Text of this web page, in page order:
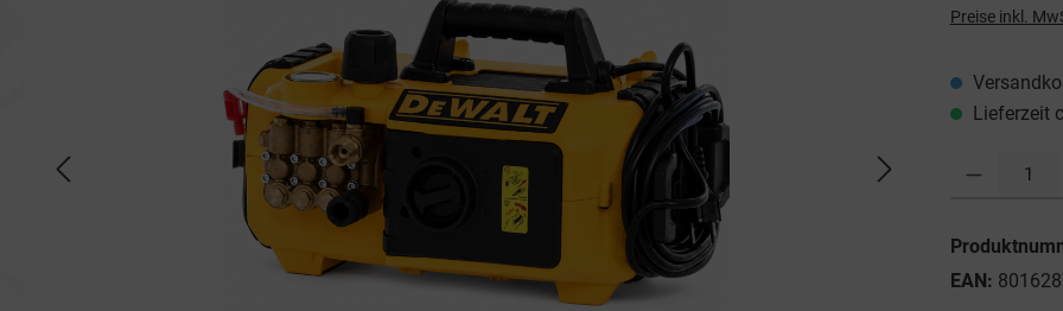
Preise inkl.
Lieferzeit
EAN: